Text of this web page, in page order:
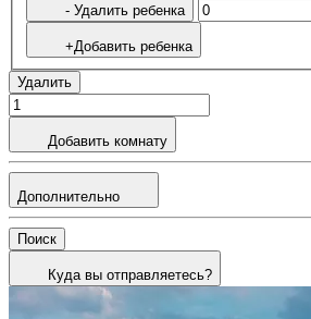
- Удалить ребенка
+Добавить ребенка
Удалить
Добавить комнату
Дополнительно
Поиск
Куда вы отправляетесь?